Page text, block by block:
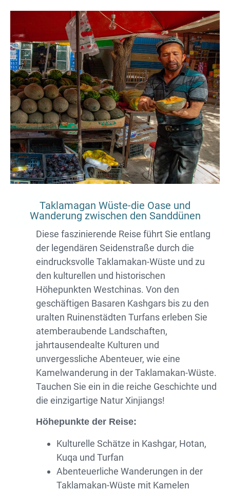
Taklamagan Wüste-die Oase und
Wanderung zwischen den Sanddünen
Diese faszinierende Reise führt Sie entlang
der legendären Seidenstraße durch die
eindrucksvolle Taklamakan-Wüste und zu
den kulturellen und historischen
Höhepunkten Westchinas. Von den
geschäftigen Basaren Kashgars bis zu den
uralten Ruinenstädten Turfans erleben Sie
atemberaubende Landschaften,
jahrtausendealte Kulturen und
unvergessliche Abenteuer, wie eine
Kamelwanderung in der Taklamakan-Wüste.
Tauchen Sie ein in die reiche Geschichte und
die einzigartige Natur Xinjiangs!
Höhepunkte der Reise:
Kulturelle Schätze in Kashgar, Hotan,
Kuqa und Turfan
Abenteuerliche Wanderungen in der
Taklamakan-Wüste mit Kamelen